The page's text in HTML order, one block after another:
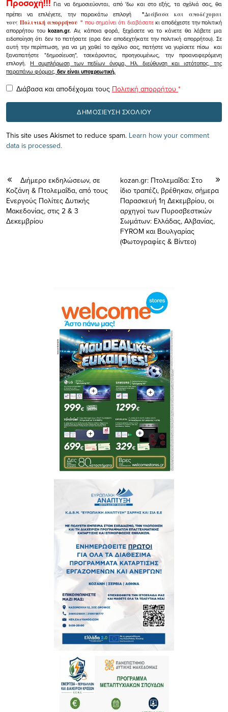
Προσοχή!!! Για να δημοσιεύονται, από 'δω και στο εξής, τα σχόλιά σας, θα
πρέπει να επιλέγετε, την παρακάτω επιλογή
"Διάβασα και αποδέχομαι
τουςΠολιτική απορρήτου" που σημαίνει ότι διαβάσατεκι αποδέχεστε την πολιτική
απορρήτου τουkozan.gr. Αν, κάποια φορά, ξεχάσετε να το κάνετε θα λάβετε μια
ειδοποίηση ότι δεν το πατήσατε (αρα δεν αποδεχτήκατε την πολιτική απορρήτου). Σε
αυτή την περίπτωση, για να μη χαθεί το σχόλιο σας, πατήστε να γυρίσετε πίσω και
ξαναπατήστε "δημοσίευση", τσεκάροντας, προηγουμένως, την προαναφερόμενη
επιλογή.Η συμπλήρωση των πεδίων όνομα, Ηλ. διεύθυνση και ιστότοπος, της
παραπάνω φόρμας, δεν είναι υποχρεωτική.
Διάβασα και αποδέχομαι τους Πολιτική απορρήτου *
This site uses Akismet to reduce spam. Learn how your comment
data is processed.
Διήμερο εκδηλώσεων, σε
Κοζάνη & Πτολεμαΐδα, από τους
Ενεργούς Πολίτες Δυτικής
Μακεδονίας, στις 2 & 3
Δεκεμβρίου
kozan.gr: Πτολεμαΐδα: Στο
ίδιο τραπέζι, βρέθηκαν, σήμερα
Παρασκευή 1η Δεκεμβρίου, οι
αρχηγοί των Πυροσβεστικών
Σωμάτων: Ελλάδας, Αλβανίας,
FYROM και Βουλγαρίας
(Φωτογραφίες & Βίντεο)